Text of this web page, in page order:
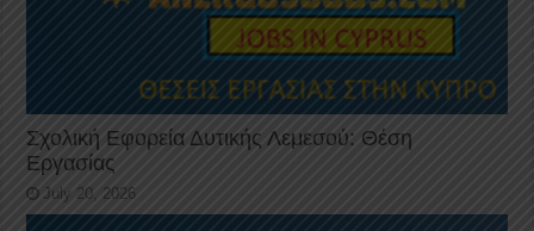
Σχολική Εφορεία Δυτικής Λεμεσού: Θέση
Εργασίας
July 20, 2026